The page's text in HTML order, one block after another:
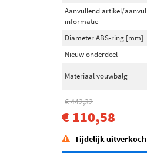
Aanvullend artikel/
informatie
Diameter ABS-ring [mm]
Nieuw onderdeel
Materiaal vouwbalg
€ 442,32
€ 110,58
Tijdelijk